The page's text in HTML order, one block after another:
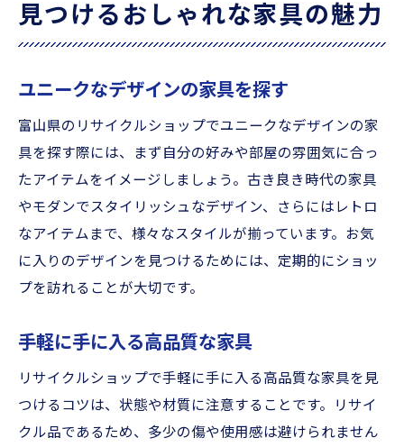
具
家具の選び方とコーディネートのアイデア
れた宝物
リサイクルショップで見つけるアンティー
ク雑貨
珍しいアイテムの宝庫、富山のリサイクル
ショップ
隠れた名店を探すコツ
リサイクルショップで見つける個性的なア
富山県のリサイクルショップで手に入れるアン
ティーク雑貨
見つけるおしゃれな家具の魅力
ユニークなデザインの家具を探す
富山県のリサイクルショップでユニークなデザインの家
具を探す際には、まず自分の好みや部屋の雰囲気に合っ
たアイテムをイメージしましょう。古き良き時代の家具
やモダンでスタイリッシュなデザイン、さらにはレトロ
なアイテムまで、様々なスタイルが揃っています。お気
に入りのデザインを見つけるためには、定期的にショッ
プを訪れることが大切です。
手軽に手に入る高品質な家具
リサイクルショップで手軽に手に入る高品質な家具を見
つけるコツは、状態や材質に注意することです。リサイ
クル品であるため、多少の傷や使用感は避けられません